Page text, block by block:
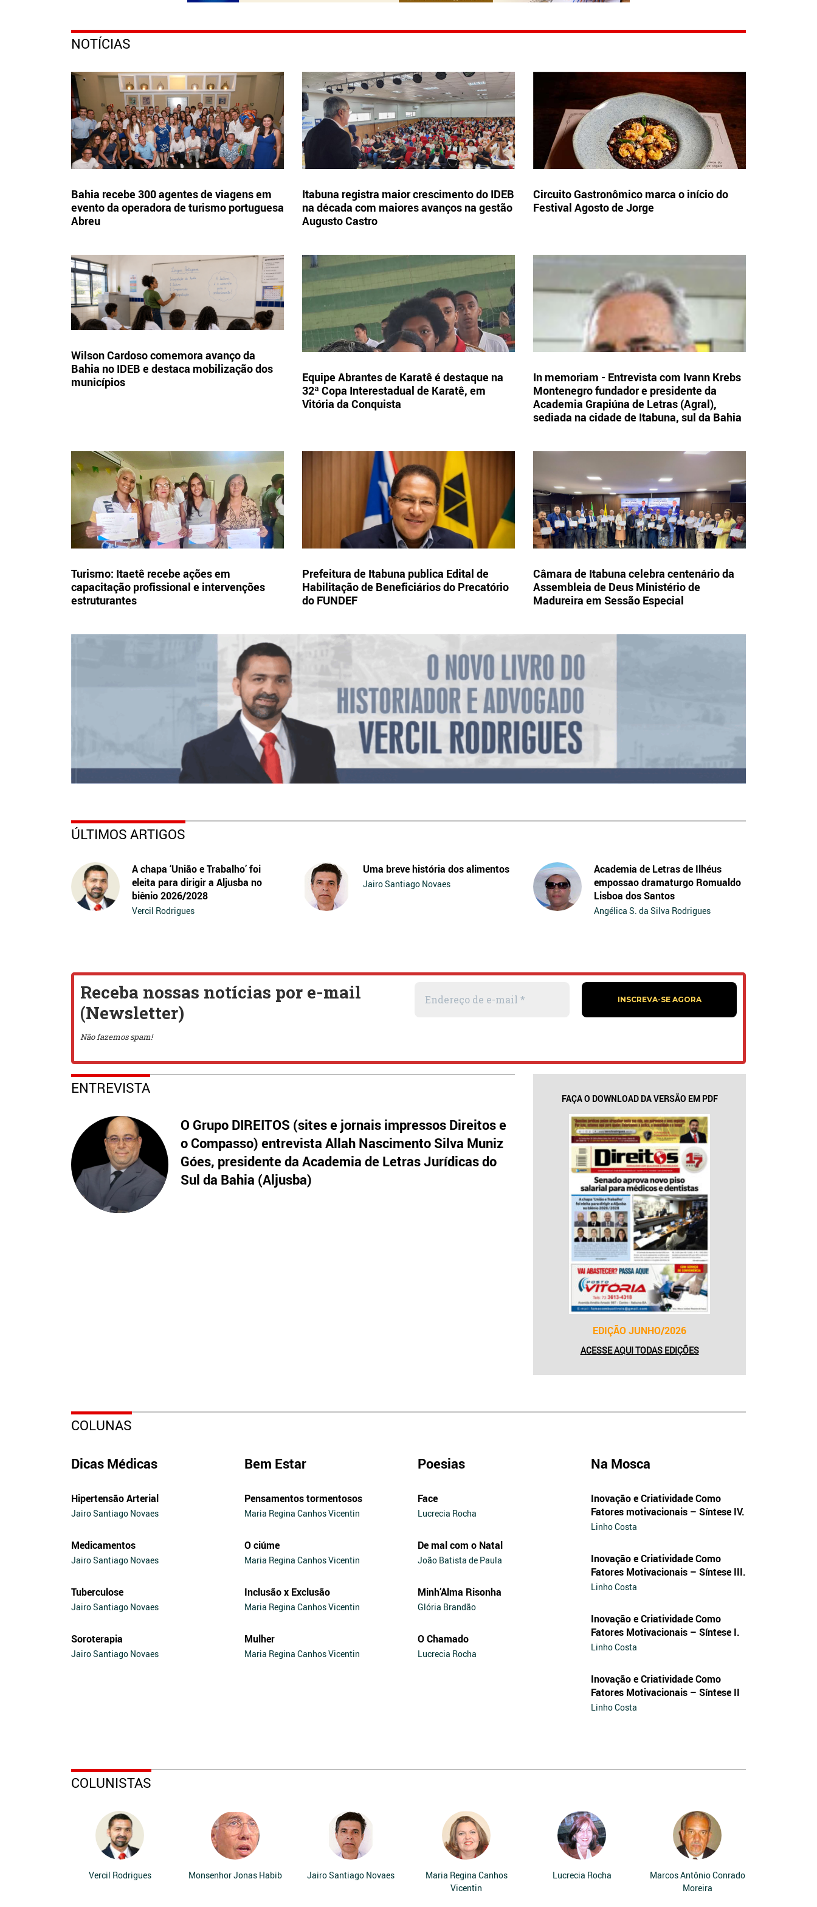
NOTÍCIAS
Bahia recebe 300 agentes de viagens em
evento da operadora de turismo portuguesa
Abreu
Itabuna registra maior crescimento do IDEB
na década com maiores avanços na gestão
Augusto Castro
Circuito Gastronômico marca o início do
Festival Agosto de Jorge
Wilson Cardoso comemora avanço da
Bahia no IDEB e destaca mobilização dos
municípios
Equipe Abrantes de Karatê é destaque na
32ª Copa Interestadual de Karatê, em
Vitória da Conquista
In memoriam - Entrevista com Ivann Krebs
Montenegro fundador e presidente da
Academia Grapiúna de Letras (Agral),
sediada na cidade de Itabuna, sul da Bahia
Turismo: Itaetê recebe ações em
capacitação profissional e intervenções
estruturantes
Prefeitura de Itabuna publica Edital de
Habilitação de Beneficiários do Precatório
do FUNDEF
Câmara de Itabuna celebra centenário da
Assembleia de Deus Ministério de
Madureira em Sessão Especial
ÚLTIMOS ARTIGOS
A chapa ‘União e Trabalho’ foi
eleita para dirigir a Aljusba no
biênio 2026/2028
Vercil Rodrigues
Uma breve história dos alimentos
Jairo Santiago Novaes
Academia de Letras de Ilhéus
empossao dramaturgo Romualdo
Lisboa dos Santos
Angélica S. da Silva Rodrigues
ENTREVISTA
O Grupo DIREITOS (sites e jornais impressos Direitos e
o Compasso) entrevista Allah Nascimento Silva Muniz
Góes, presidente da Academia de Letras Jurídicas do
Sul da Bahia (Aljusba)
FAÇA O DOWNLOAD DA VERSÃO EM PDF
EDIÇÃO JUNHO/2026
ACESSE AQUI TODAS EDIÇÕES
COLUNAS
Dicas Médicas
Hipertensão Arterial
Jairo Santiago Novaes
Medicamentos
Jairo Santiago Novaes
Tuberculose
Jairo Santiago Novaes
Soroterapia
Jairo Santiago Novaes
Bem Estar
Pensamentos tormentosos
Maria Regina Canhos Vicentin
O ciúme
Maria Regina Canhos Vicentin
Inclusão x Exclusão
Maria Regina Canhos Vicentin
Mulher
Maria Regina Canhos Vicentin
Poesias
Face
Lucrecia Rocha
De mal com o Natal
João Batista de Paula
Minh’Alma Risonha
Glória Brandão
O Chamado
Lucrecia Rocha
Na Mosca
Inovação e Criatividade Como
Fatores motivacionais – Síntese IV.
Linho Costa
Inovação e Criatividade Como
Fatores Motivacionais – Síntese III.
Linho Costa
Inovação e Criatividade Como
Fatores Motivacionais – Síntese I.
Linho Costa
Inovação e Criatividade Como
Fatores Motivacionais – Síntese II
Linho Costa
COLUNISTAS
Vercil Rodrigues Monsenhor Jonas Habib Jairo Santiago Novaes
Maria Regina Canhos
Vicentin
Lucrecia Rocha
Marcos Antônio Conrado
Moreira